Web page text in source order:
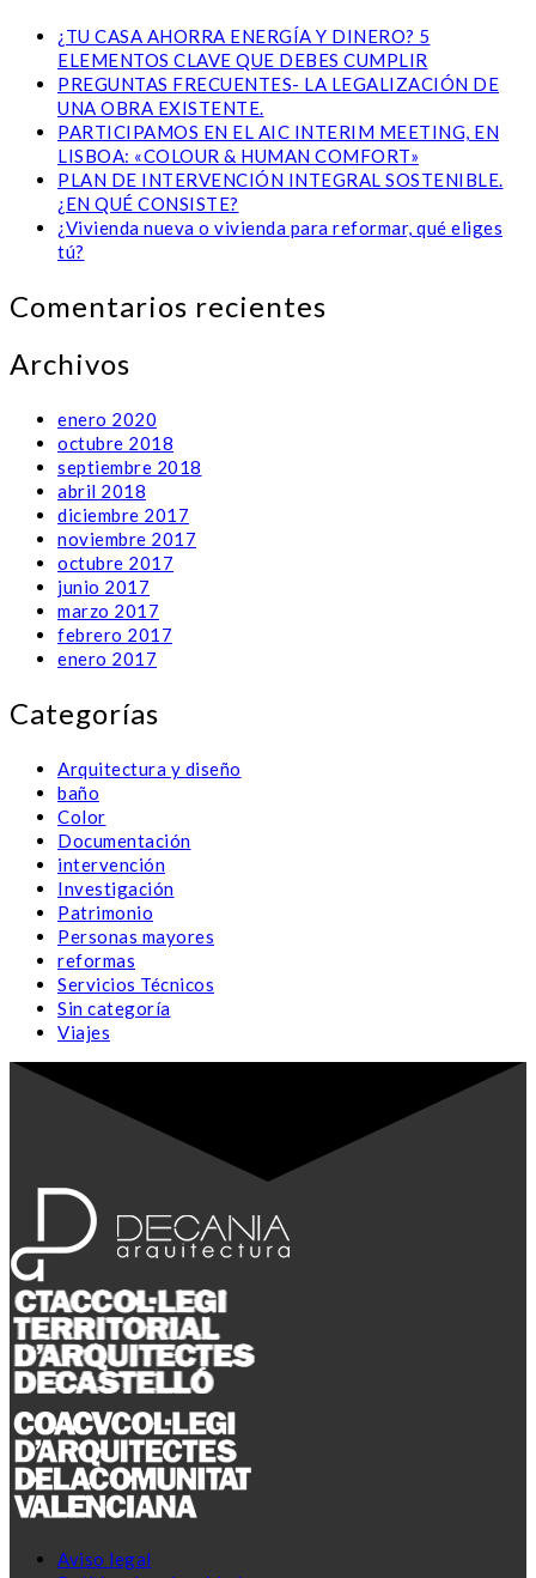
¿TU CASA AHORRA ENERGÍA Y DINERO? 5
ELEMENTOS CLAVE QUE DEBES CUMPLIR
PREGUNTAS FRECUENTES- LA LEGALIZACIÓN DE
UNA OBRA EXISTENTE.
PARTICIPAMOS EN EL AIC INTERIM MEETING, EN
LISBOA: «COLOUR & HUMAN COMFORT»
PLAN DE INTERVENCIÓN INTEGRAL SOSTENIBLE.
¿EN QUÉ CONSISTE?
¿Vivienda nueva o vivienda para reformar, qué eliges
tú?
Comentarios recientes
Archivos
enero 2020
octubre 2018
septiembre 2018
abril 2018
diciembre 2017
noviembre 2017
octubre 2017
junio 2017
marzo 2017
febrero 2017
enero 2017
Categorías
Arquitectura y diseño
baño
Color
Documentación
intervención
Investigación
Patrimonio
Personas mayores
reformas
Servicios Técnicos
Sin categoría
Viajes
Aviso legal